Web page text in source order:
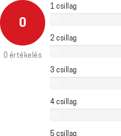
0
0 értékelés
1 csillag
2 csillag
3 csillag
4 csillag
5 csillag